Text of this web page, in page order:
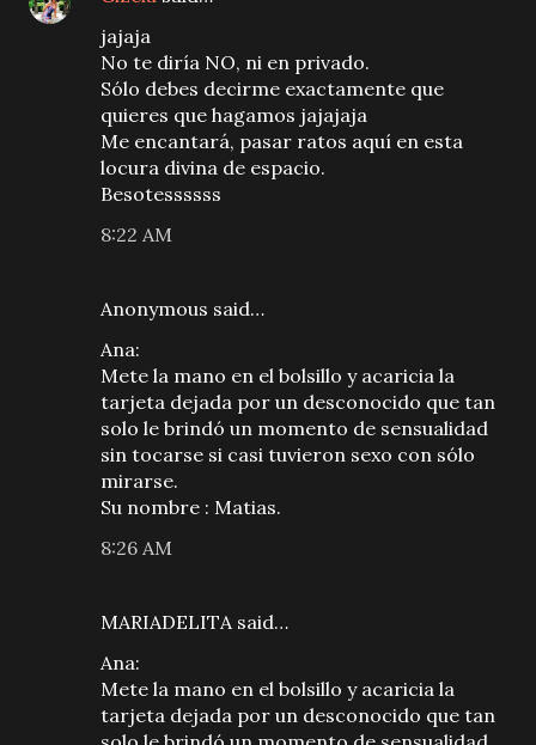
jajaja
No te diría NO, ni en privado.
Sólo debes decirme exactamente que
quieres que hagamos jajajaja
Me encantará, pasar ratos aquí en esta
locura divina de espacio.
Besotessssss
8:22 AM
Anonymous said…
Ana:
Mete la mano en el bolsillo y acaricia la
tarjeta dejada por un desconocido que tan
solo le brindó un momento de sensualidad
sin tocarse si casi tuvieron sexo con sólo
mirarse.
Su nombre : Matias.
8:26 AM
MARIADELITA said…
Ana:
Mete la mano en el bolsillo y acaricia la
tarjeta dejada por un desconocido que tan